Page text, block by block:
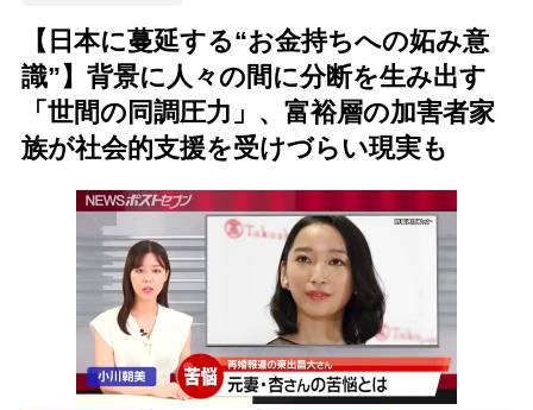
【日本に蔓延する“お金持ちへの妬み意
識”】背景に人々の間に分断を生み出す
「世間の同調圧力」、富裕層の加害者家
族が社会的支援を受けづらい現実も